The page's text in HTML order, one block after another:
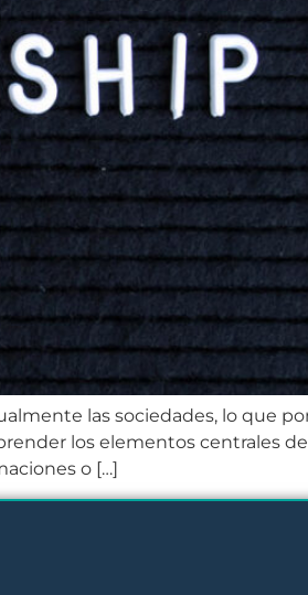
las sociedades, lo que
los elementos centrales
o […]